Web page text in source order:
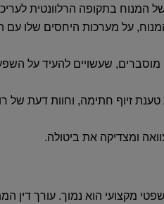
המנוח בתקופה הרלוונטית
על מערכות היחסים שלו עם
מוסברים, שעשויים להעיד על
זיוף חתימה, וחוות דעת של
ומצדיקה את ביטולה.
מקצועי הוא נמוך. עורך דין